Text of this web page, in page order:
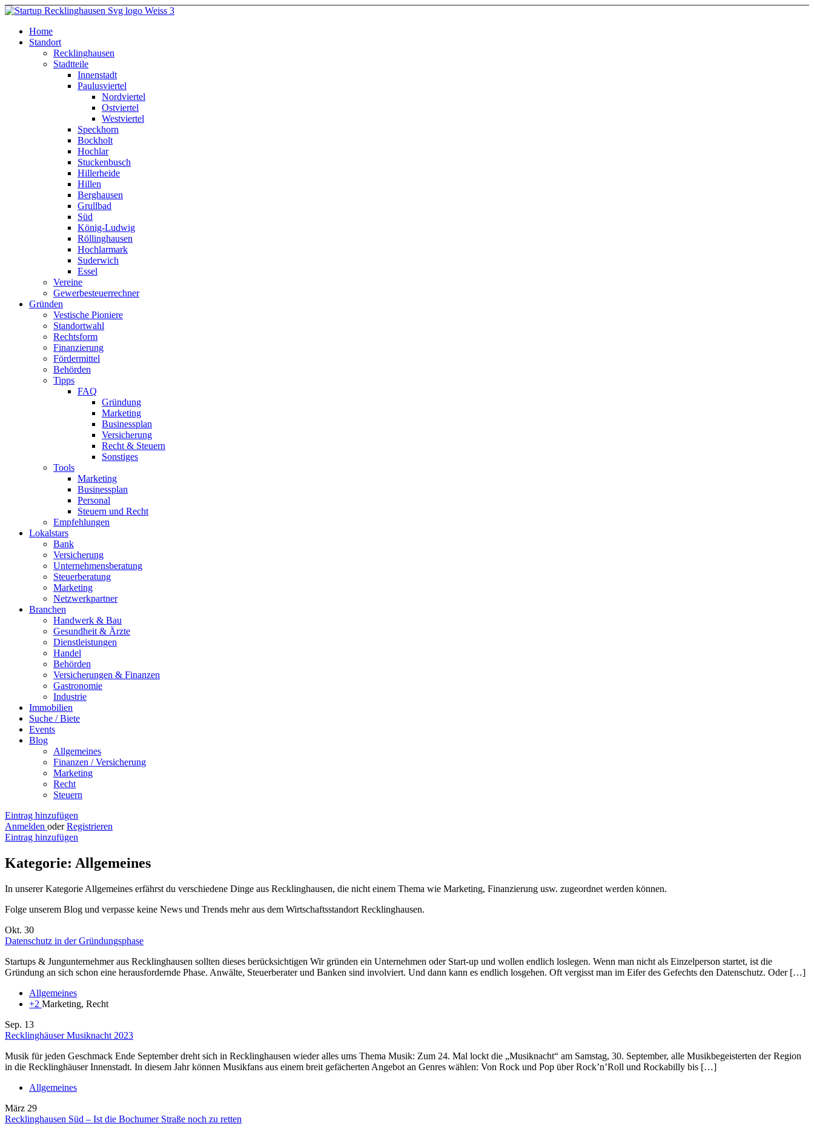
Home
Standort
Recklinghausen
Stadtteile
Innenstadt
Paulusviertel
Nordviertel
Ostviertel
Westviertel
Speckhorn
Bockholt
Hochlar
Stuckenbusch
Hillerheide
Hillen
Berghausen
Grullbad
Süd
König-Ludwig
Röllinghausen
Hochlarmark
Suderwich
Essel
Vereine
Gewerbesteuerrechner
Gründen
Vestische Pioniere
Standortwahl
Rechtsform
Finanzierung
Fördermittel
Behörden
Tipps
FAQ
Gründung
Marketing
Businessplan​
Versicherung
Recht & Steuern
Sonstiges
Tools
Marketing
Businessplan
Personal
Steuern und Recht
Empfehlungen
Lokalstars
Bank
Versicherung
Unternehmensberatung
Steuerberatung
Marketing
Netzwerkpartner
Branchen
Handwerk & Bau
Gesundheit & Ärzte
Dienstleistungen
Handel
Behörden
Versicherungen & Finanzen
Gastronomie
Industrie
Immobilien
Suche / Biete
Events
Blog
Allgemeines
Finanzen / Versicherung
Marketing
Recht
Steuern
Eintrag hinzufügen
Anmelden oder Registrieren
Eintrag hinzufügen
Kategorie: Allgemeines
In unserer Kategorie Allgemeines erfährst du verschiedene Dinge aus Recklinghausen, die nicht einem Thema wie Marketing, Finanzierung usw. zugeordnet werden können.
Folge unserem Blog und verpasse keine News und Trends mehr aus dem Wirtschaftsstandort Recklinghausen.
Okt. 30
Datenschutz in der Gründungsphase
Startups & Jungunternehmer aus Recklinghausen sollten dieses berücksichtigen Wir gründen ein Unternehmen oder Start-up und wollen endlich loslegen. Wenn man nicht als Einzelperson startet, ist die
Gründung an sich schon eine herausfordernde Phase. Anwälte, Steuerberater und Banken sind involviert. Und dann kann es endlich losgehen. Oft vergisst man im Eifer des Gefechts den Datenschutz. Oder […]
Allgemeines
+2 Marketing, Recht
Sep. 13
Recklinghäuser Musiknacht 2023
Musik für jeden Geschmack Ende September dreht sich in Recklinghausen wieder alles ums Thema Musik: Zum 24. Mal lockt die „Musiknacht“ am Samstag, 30. September, alle Musikbegeisterten der Region
in die Recklinghäuser Innenstadt. In diesem Jahr können Musikfans aus einem breit gefächerten Angebot an Genres wählen: Von Rock und Pop über Rock’n’Roll und Rockabilly bis […]
Allgemeines
März 29
Recklinghausen Süd – Ist die Bochumer Straße noch zu retten